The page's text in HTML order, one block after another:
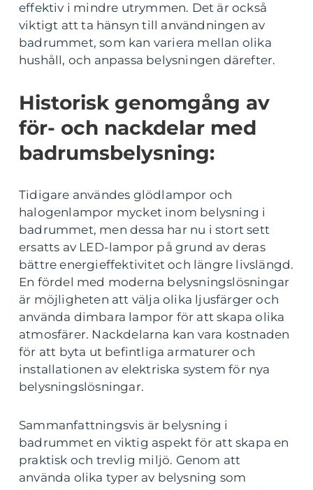
effektiv i mindre utrymmen. Det är också
viktigt att ta hänsyn till användningen av
badrummet, som kan variera mellan olika
hushåll, och anpassa belysningen därefter.
Historisk genomgång av
för- och nackdelar med
badrumsbelysning:
Tidigare användes glödlampor och
halogenlampor mycket inom belysning i
badrummet, men dessa har nu i stort sett
ersatts av LED-lampor på grund av deras
bättre energieffektivitet och längre livslängd.
En fördel med moderna belysningslösningar
är möjligheten att välja olika ljusfärger och
använda dimbara lampor för att skapa olika
atmosfärer. Nackdelarna kan vara kostnaden
för att byta ut befintliga armaturer och
installationen av elektriska system för nya
belysningslösningar.
Sammanfattningsvis är belysning i
badrummet en viktig aspekt för att skapa en
praktisk och trevlig miljö. Genom att
använda olika typer av belysning som